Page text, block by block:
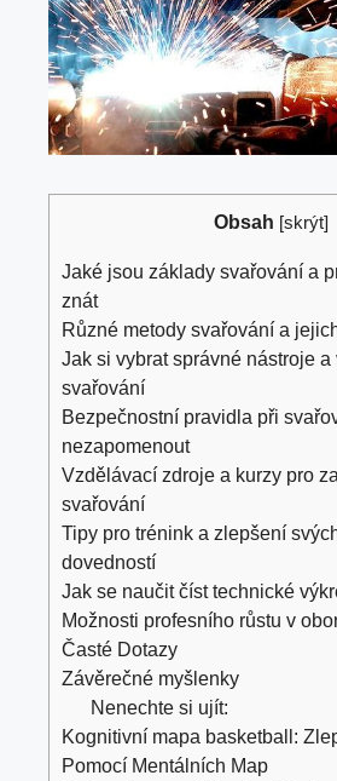
Obsah [skrýt]
Jaké jsou‍ základy svařování a
znát
Různé ⁣metody svařování ‌a
Jak si vybrat ⁤správné nástroje
svařování
Bezpečnostní pravidla při
nezapomenout
Vzdělávací zdroje a kurzy pro
svařování
Tipy pro trénink a zlepšení
dovedností
Jak‌ se naučit‌ číst technické
Možnosti profesního růstu v
Časté Dotazy
Závěrečné myšlenky
Nenechte si ujít:
Kognitivní mapa basketball:
Pomocí Mentálních Map